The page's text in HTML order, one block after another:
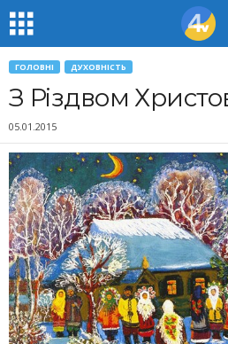
ГОЛОВНІ ДУХОВНІСТЬ
З Різдвом
05.01.2015